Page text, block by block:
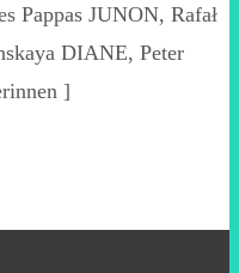
Pappas JUNON, Rafał
DIANE, Peter
]